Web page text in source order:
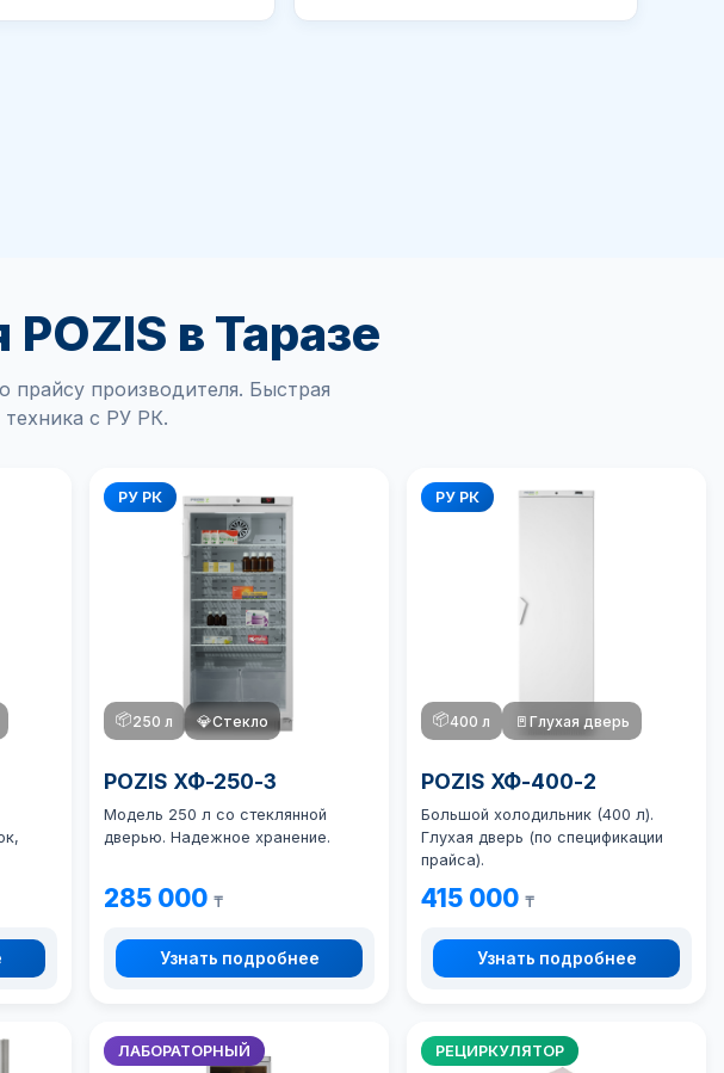
в Таразе
прайсу производителя. Быстрая
техника с РУ РК.
РУ РК
📦250 л 💎Стекло
POZIS ХФ-250-3
Модель 250 л со стеклянной
дверью. Надежное хранение.
285 000₸
Узнать подробнее
РУ РК
📦400 л 🚪Глухая дверь
POZIS ХФ-400-2
Большой холодильник (400 л).
Глухая дверь (по спецификации
прайса).
415 000₸
Узнать подробнее
ЛАБОРАТОРНЫЙ РЕЦИРКУЛЯТОР